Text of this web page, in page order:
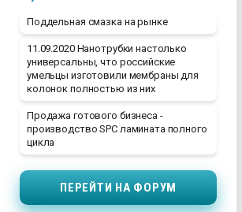
Поддельная смазка на рынке
11.09.2020 Нанотрубки настолько
универсальны, что российские
умельцы изготовили мембраны для
колонок полностью из них
Продажа готового бизнеса -
производство SPC ламината полного
цикла
ПЕРЕЙТИ НА ФОРУМ